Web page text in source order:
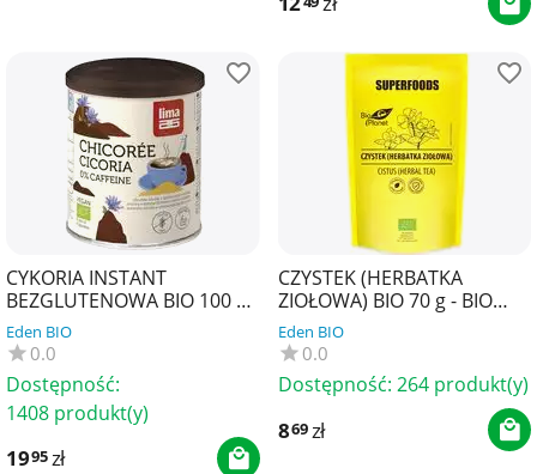
CYKORIA INSTANT
BEZGLUTENOWA BIO 100 g -
LIMA
Eden BIO
0.0
Dostępność:
1408 produkt(y)
1995zł
CZYSTEK (HERBATKA
ZIOŁOWA) BIO 70 g - BIO
PLANET SUPERFOODS
Eden BIO
0.0
Dostępność: 264 produkt(y)
869zł